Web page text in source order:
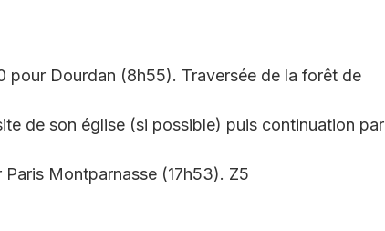
pour Dourdan (8h55). Traversée de la forêt de
de son église (si possible) puis continuation par
Paris Montparnasse (17h53). Z5